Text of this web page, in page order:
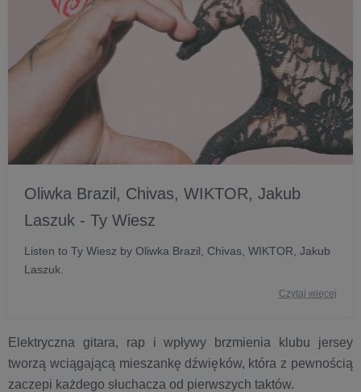
Oliwka Brazil, Chivas, WIKTOR, Jakub
Laszuk - Ty Wiesz
Listen to Ty Wiesz by Oliwka Brazil, Chivas, WIKTOR, Jakub
Laszuk.
Czytaj więcej
Elektryczna gitara, rap i wpływy brzmienia klubu jersey
tworzą wciągającą mieszankę dźwięków, która z pewnością
zaczepi każdego słuchacza od pierwszych taktów.